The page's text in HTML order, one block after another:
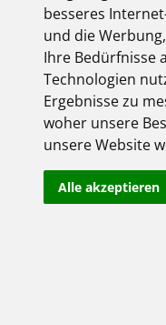
besseres
und die
Ihre Bedürfnisse
Technologien
Ergebnisse zu
woher unsere
unsere Website
Alle akzeptieren